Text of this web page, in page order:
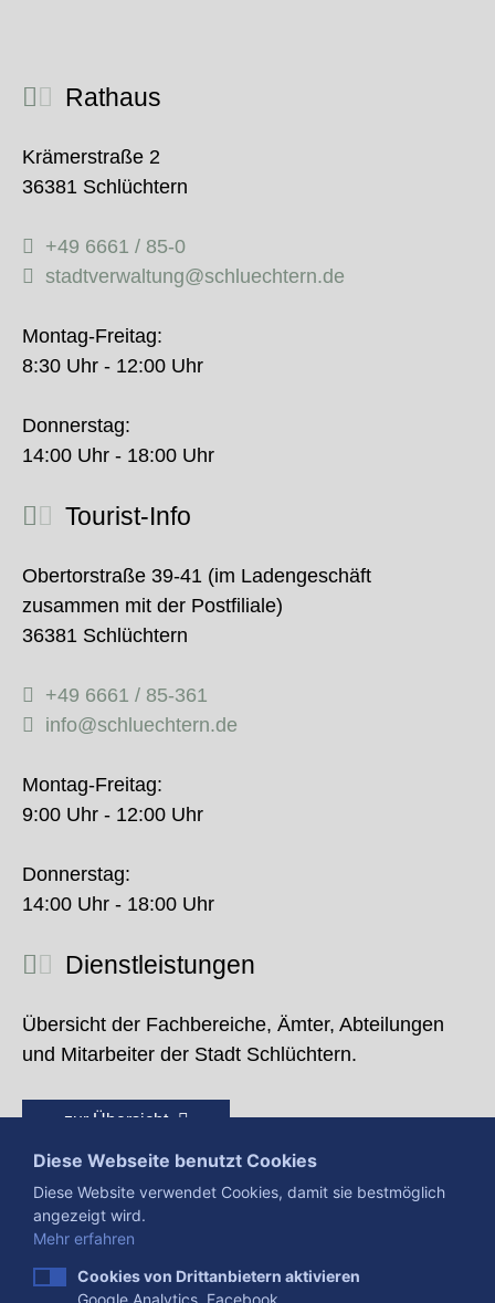
Rathaus
Krämerstraße 2
36381 Schlüchtern
+49 6661 / 85-0
stadtverwaltung@schluechtern.de
Montag-Freitag:
8:30 Uhr - 12:00 Uhr
Donnerstag:
14:00 Uhr - 18:00 Uhr
Tourist-Info
Obertorstraße 39-41 (im Ladengeschäft
zusammen mit der Postfiliale)
36381 Schlüchtern
+49 6661 / 85-361
info@schluechtern.de
Montag-Freitag:
9:00 Uhr - 12:00 Uhr
Donnerstag:
14:00 Uhr - 18:00 Uhr
Dienstleistungen
Übersicht der Fachbereiche, Ämter, Abteilungen
und Mitarbeiter der Stadt Schlüchtern.
zur Übersicht
Diese Webseite benutzt Cookies
Diese Website verwendet Cookies, damit sie bestmöglich
angezeigt wird.
Mehr erfahren
Cookies von Drittanbietern aktivieren
Google Analytics, Facebook